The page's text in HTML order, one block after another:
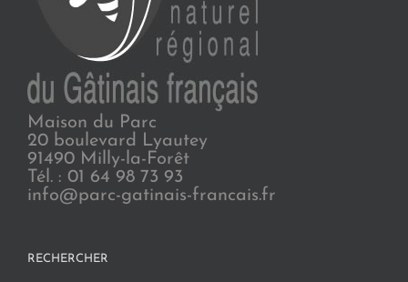
Maison du Parc
20 boulevard Lyautey
91490 Milly-la-Forêt
Tél. : 01 64 98 73 93
info@parc-gatinais-francais.fr
RECHERCHER